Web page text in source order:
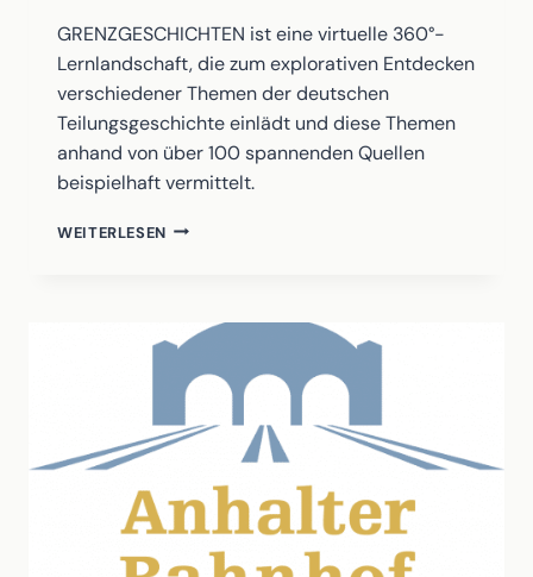
GRENZGESCHICHTEN ist eine virtuelle 360°-
Lernlandschaft, die zum explorativen Entdecken
verschiedener Themen der deutschen
Teilungsgeschichte einlädt und diese Themen
anhand von über 100 spannenden Quellen
beispielhaft vermittelt.
WEITERLESEN GRENZGESCHICHTEN
DEUTSCHEN
TEILUNGSGESCHICHTE